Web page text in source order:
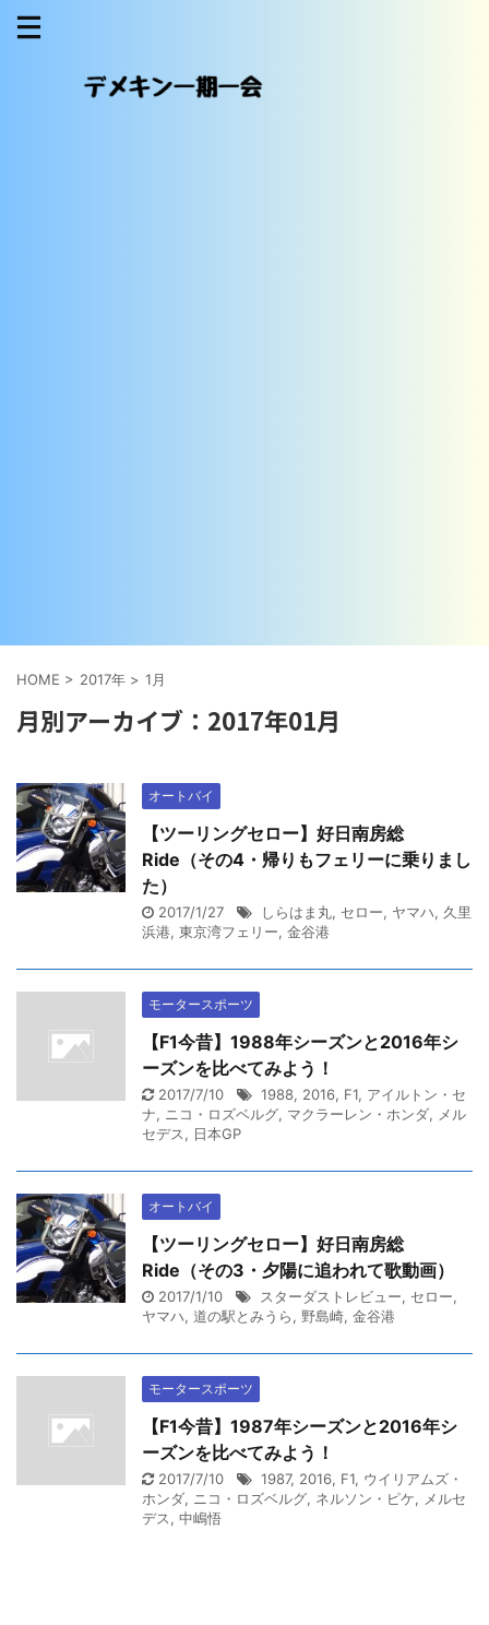
HOME > 2017年 > 1月
月別アーカイブ：2017年01月
オートバイ
【ツーリングセロー】好日南房総
Ride（その4・帰りもフェリーに乗りまし
た）
2017/1/27 しらはま丸, セロー, ヤマハ, 久里
浜港, 東京湾フェリー, 金谷港
モータースポーツ
【F1今昔】1988年シーズンと2016年シ
ーズンを比べてみよう！
2017/7/10 1988, 2016, F1, アイルトン・セ
ナ, ニコ・ロズベルグ, マクラーレン・ホンダ, メル
セデス, 日本GP
オートバイ
【ツーリングセロー】好日南房総
Ride（その3・夕陽に追われて歌動画）
2017/1/10 スターダストレビュー, セロー,
ヤマハ, 道の駅とみうら, 野島崎, 金谷港
モータースポーツ
【F1今昔】1987年シーズンと2016年シ
ーズンを比べてみよう！
2017/7/10 1987, 2016, F1, ウイリアムズ・
ホンダ, ニコ・ロズベルグ, ネルソン・ピケ, メルセ
デス, 中嶋悟